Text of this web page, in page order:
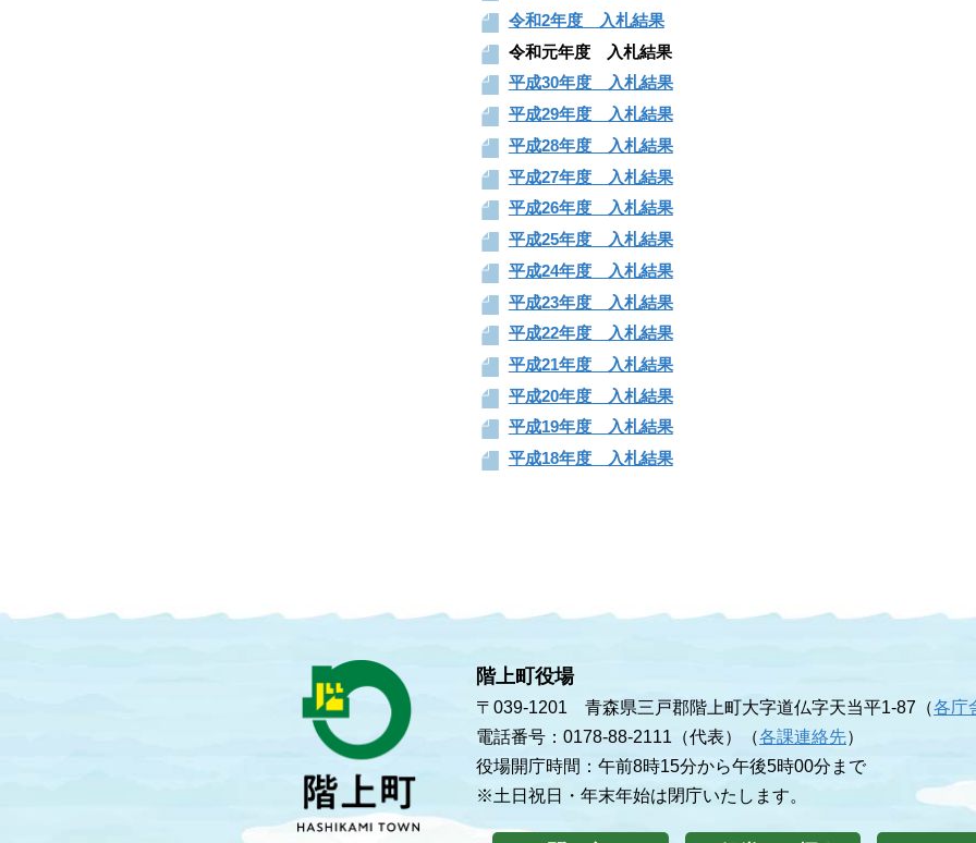
令和2年度 入札結果
令和元年度 入札結果
平成30年度 入札結果
平成29年度 入札結果
平成28年度 入札結果
平成27年度 入札結果
平成26年度 入札結果
平成25年度 入札結果
平成24年度 入札結果
平成23年度 入札結果
平成22年度 入札結果
平成21年度 入札結果
平成20年度 入札結果
平成19年度 入札結果
平成18年度 入札結果
階上町役場
〒039-1201 青森県三戸郡階上町大字道仏字天当平1-87（各庁
電話番号：0178-88-2111（代表）（各課連絡先）
役場開庁時間：午前8時15分から午後5時00分まで
※土日祝日・年末年始は閉庁いたします。